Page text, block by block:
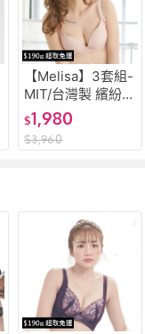
【Melisa】3套組-
MIT/台灣製 繽紛馬
卡龍 無痕百搭 涼
感舒適 集中包覆 A
BC杯 內衣內褲(R0
$1,980
$3,960